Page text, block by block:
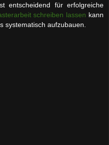
entscheidend für erfolgreiche
schreiben lassen kann
systematisch aufzubauen.